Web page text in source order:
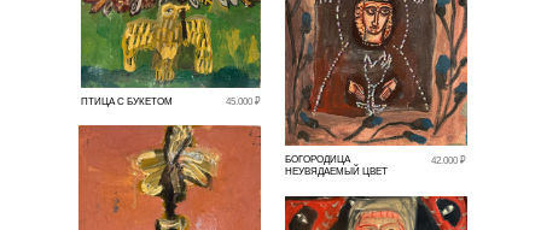
ПТИЦА С БУКЕТОМ 45.000 ₽
БОГОРОДИЦА
НЕУВЯДАЕМЫЙ ЦВЕТ
42.000 ₽